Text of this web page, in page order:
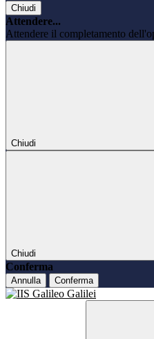
Chiudi
Attendere...
Attendere il completamento
Chiudi
Chiudi
Conferma
Annulla Conferma